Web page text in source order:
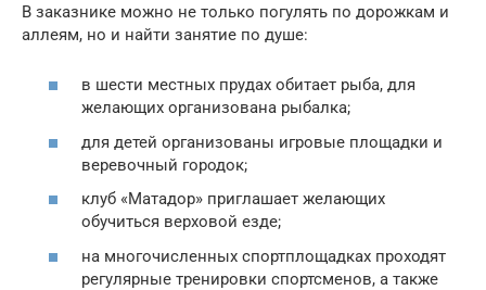
В заказнике можно не только погулять по дорожкам и
аллеям, но и найти занятие по душе:
в шести местных прудах обитает рыба, для
желающих организована рыбалка;
для детей организованы игровые площадки и
веревочный городок;
клуб «Матадор» приглашает желающих
обучиться верховой езде;
на многочисленных спортплощадках проходят
регулярные тренировки спортсменов, а также